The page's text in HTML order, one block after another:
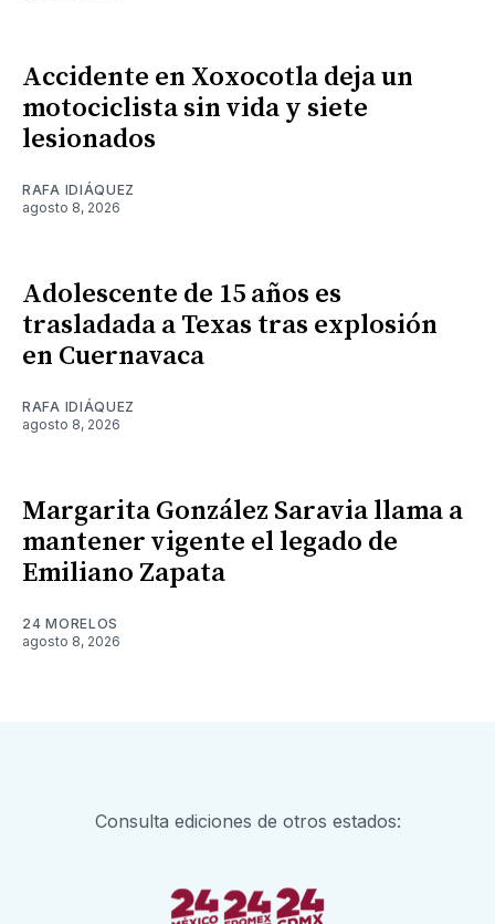
Accidente en Xoxocotla deja un
motociclista sin vida y siete
lesionados
RAFA IDIÁQUEZ
agosto 8, 2026
Adolescente de 15 años es
trasladada a Texas tras explosión
en Cuernavaca
RAFA IDIÁQUEZ
agosto 8, 2026
Margarita González Saravia llama a
mantener vigente el legado de
Emiliano Zapata
24 MORELOS
agosto 8, 2026
Consulta ediciones de otros estados: